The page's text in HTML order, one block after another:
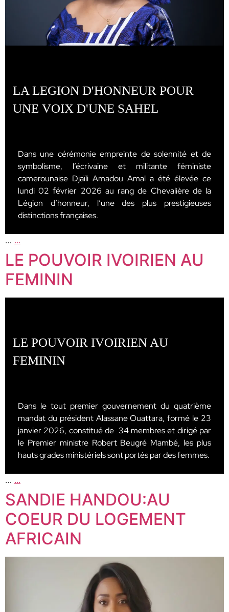
LA LEGION D'HONNEUR POUR
UNE VOIX D'UNE SAHEL
Dans une cérémonie empreinte de solennité et de
symbolisme, l’écrivaine et militante féministe
camerounaise Djaïli Amadou Amal a été élevée ce
lundi 02 février 2026 au rang de Chevalière de la
Légion d’honneur, l’une des plus prestigieuses
distinctions françaises.
… ...
LE POUVOIR IVOIRIEN AU
FEMININ
LE POUVOIR IVOIRIEN AU
FEMININ
Dans le tout premier gouvernement du quatrième
mandat du président Alassane Ouattara, formé le 23
janvier 2026, constitué de 34 membres et dirigé par
le Premier ministre Robert Beugré Mambé, les plus
hauts grades ministériels sont portés par des femmes.
… ...
SANDIE HANDOU:AU
COEUR DU LOGEMENT
AFRICAIN